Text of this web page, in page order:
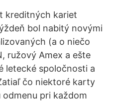
kreditných kariet
bol nabitý novými
(a o niečo
ružový Amex a ešte
letecké spoločnosti a
čo niektoré karty
pri každom